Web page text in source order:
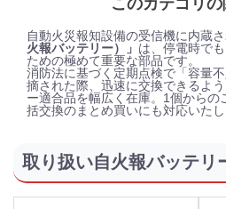
このカテゴリ
自動火災報知設備の受信機に内蔵
火報バッテリー）」 は、停電時で
ための極めて重要な部品です。
消防法に基づく定期点検で「容量
摘された際、迅速に交換できるよ
ー適合品を幅広く在庫。1個からの
括交換のまとめ買いにも対応いたし
取り扱い自火報バッテリ